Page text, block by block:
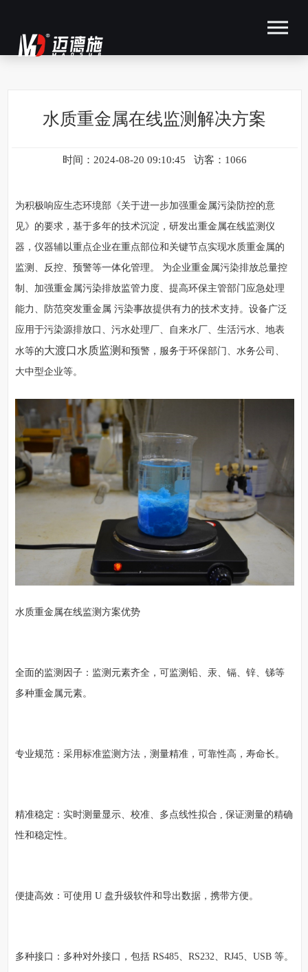
水质重金属在线监测解决方案
时间：2024-08-20 09:10:45 访客：1066
为积极响应生态环境部《关于进一步加强重金属污染防控的意
见》的要求，基于多年的技术沉淀，研发出重金属在线监测仪
器，仪器辅以重点企业在重点部位和关键节点实现水质重金属的
监测、反控、预警等一体化管理。 为企业重金属污染排放总量控
制、加强重金属污染排放监管力度、提高环保主管部门应急处理
能力、防范突发重金属 污染事故提供有力的技术支持。设备广泛
应用于污染源排放口、污水处理厂、自来水厂、生活污水、地表
水等的大渡口水质监测和预警，服务于环保部门、水务公司、
大中型企业等。
水质重金属在线监测方案优势
全面的监测因子：监测元素齐全，可监测铅、汞、镉、锌、锑等
多种重金属元素。
专业规范：采用标准监测方法，测量精准，可靠性高，寿命长。
精准稳定：实时测量显示、校准、多点线性拟合 , 保证测量的精确
性和稳定性。
便捷高效：可使用 U 盘升级软件和导出数据，携带方便。
多种接口：多种对外接口，包括 RS485、RS232、RJ45、USB 等。